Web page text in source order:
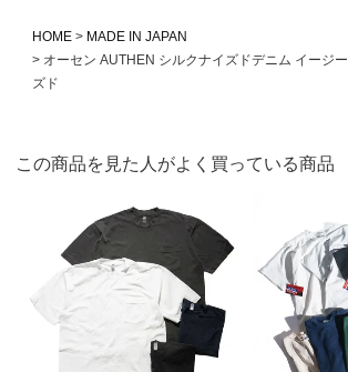
HOME
MADE IN JAPAN
オーセン AUTHEN シルクナイズドデニム イージ
ズド
この商品を見た人がよく買っている商品